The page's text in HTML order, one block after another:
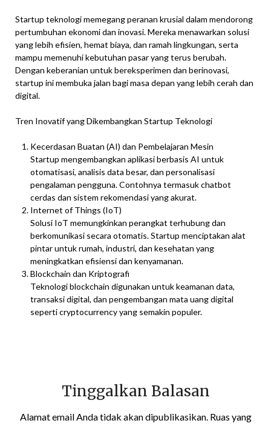
Startup teknologi memegang peranan krusial dalam mendorong
pertumbuhan ekonomi dan inovasi. Mereka menawarkan solusi
yang lebih efisien, hemat biaya, dan ramah lingkungan, serta
mampu memenuhi kebutuhan pasar yang terus berubah.
Dengan keberanian untuk bereksperimen dan berinovasi,
startup ini membuka jalan bagi masa depan yang lebih cerah dan
digital.
Tren Inovatif yang Dikembangkan Startup Teknologi
Kecerdasan Buatan (AI) dan Pembelajaran Mesin
Startup mengembangkan aplikasi berbasis AI untuk
otomatisasi, analisis data besar, dan personalisasi
pengalaman pengguna. Contohnya termasuk chatbot
cerdas dan sistem rekomendasi yang akurat.
Internet of Things (IoT)
Solusi IoT memungkinkan perangkat terhubung dan
berkomunikasi secara otomatis. Startup menciptakan alat
pintar untuk rumah, industri, dan kesehatan yang
meningkatkan efisiensi dan kenyamanan.
Blockchain dan Kriptografi
Teknologi blockchain digunakan untuk keamanan data,
transaksi digital, dan pengembangan mata uang digital
seperti cryptocurrency yang semakin populer.
Tinggalkan Balasan
Alamat email Anda tidak akan dipublikasikan. Ruas yang